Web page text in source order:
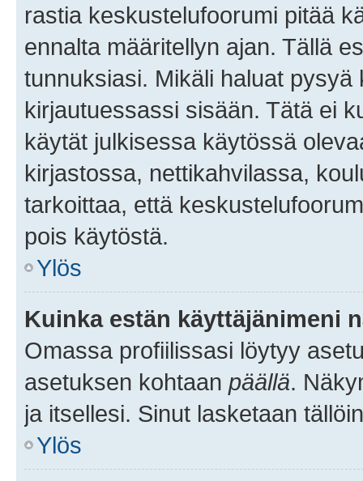
rastia keskustelufoorumi pitää
ennalta määritellyn ajan. Tällä
tunnuksiasi. Mikäli haluat
kirjautuessassi sisään. Tätä ei
käytät julkisessa käytössä
kirjastossa, nettikahvilassa,
tarkoittaa, että
pois käytöstä.
Ylös
Kuinka estän käyttäjänimeni
Omassa profiilissasi löytyy
asetuksen kohtaan päällä.
ja itsellesi. Sinut lasketaan
Ylös